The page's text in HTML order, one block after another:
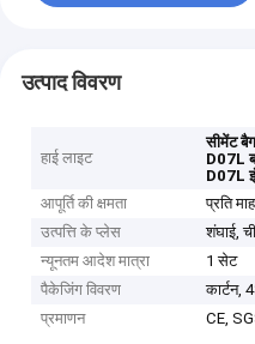
उत्पाद विवरण
हाई लाइट
सीमेंट
D07L
D07L
आपूर्ति की क्षमता
प्रति
उत्पत्ति के प्लेस
शंघाई,
न्यूनतम आदेश मात्रा
1 सेट
पैकेजिंग विवरण
कार्टन,
प्रमाणन
CE,